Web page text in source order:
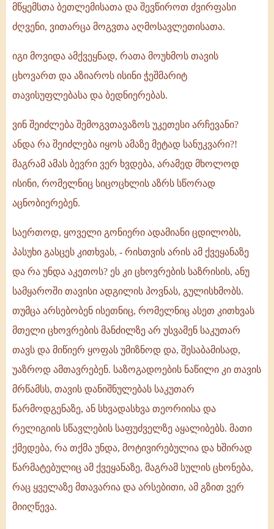
მწყემსთა ბეთლემისათა და შევწიროთ ძვირფასი
ძღვენი, ვითარცა მოგვთა აღმოსავლეთისათა.
იგი მოვიდა ამქვეყნად, რათა მოუხმოს თავის
ცხოვართ და აზიაროს ისინი ჭეშმარიტ
თავისუფლებასა და ბედნიერებას.
ვინ შეიძლება შემოგვთავაზოს უკეთესი არჩევანი?
ანდა რა შეიძლება იყოს ამაზე მეტად სანუკვარი?!
მაგრამ ამას ბევრი ვერ ხვდება, არამედ მხოლოდ
ისინი, რომელნიც სიცოცხლის აზრს სწორად
აცნობიერებენ.
საერთოდ, ყოველი გონიერი ადამიანი ცდილობს,
პასუხი გასცეს კითხვას, - რისთვის არის ამ ქვეყანაზე
და რა უნდა აკეთოს? ეს კი ცხოვრების საზრისის, ანუ
სამყაროში თავისი ადგილის პოვნას, გულისხმობს.
თუმცა არსებობენ ისეთნიც, რომელნიც ასეთ კითხვას
მთელი ცხოვრების მანძილზე არ უსვამენ საკუთარ
თავს და მიწიერ ყოფას უმიზნოდ და, შესაბამისად,
უაზროდ ამთავრებენ. საზოგადოების ნაწილი კი თავის
მრწამსს, თავის დანიშნულებას საკუთარ
წარმოდგენაზე, ან სხვადასხვა თეორიისა და
რელიგიის სწავლების საფუძველზე აყალიბებს. მათი
ქმედება, რა თქმა უნდა, მოტივირებულია და ხშირად
წარმატებულიც ამ ქვეყანაზე, მაგრამ სულის ცხონება,
რაც ყველაზე მთავარია და არსებითი, ამ გზით ვერ
მიიღწევა.